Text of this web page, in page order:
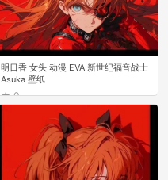
明日香 女头 动漫 EVA 新世纪福音战士
Asuka 壁纸
0